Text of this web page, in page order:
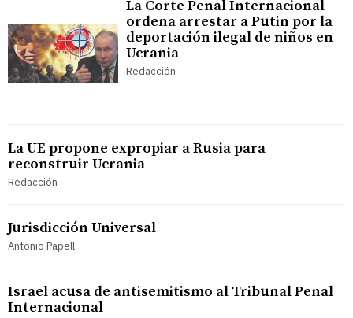
La Corte Penal Internacional
ordena arrestar a Putin por la
deportación ilegal de niños en
Ucrania
Redacción
La UE propone expropiar a Rusia para
reconstruir Ucrania
Redacción
Jurisdicción Universal
Antonio Papell
Israel acusa de antisemitismo al Tribunal Penal
Internacional